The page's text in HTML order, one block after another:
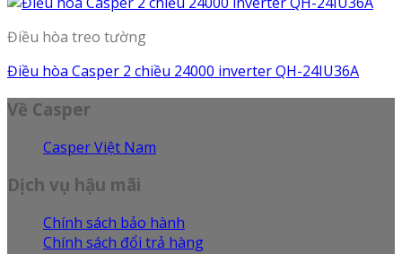
Điều hòa treo tường
Điều hòa Casper 2 chiều 24000 inverter QH-24IU36A
Về Casper
Casper Việt Nam
Dịch vụ hậu mãi
Chính sách bảo hành
Chính sách đổi trả hàng